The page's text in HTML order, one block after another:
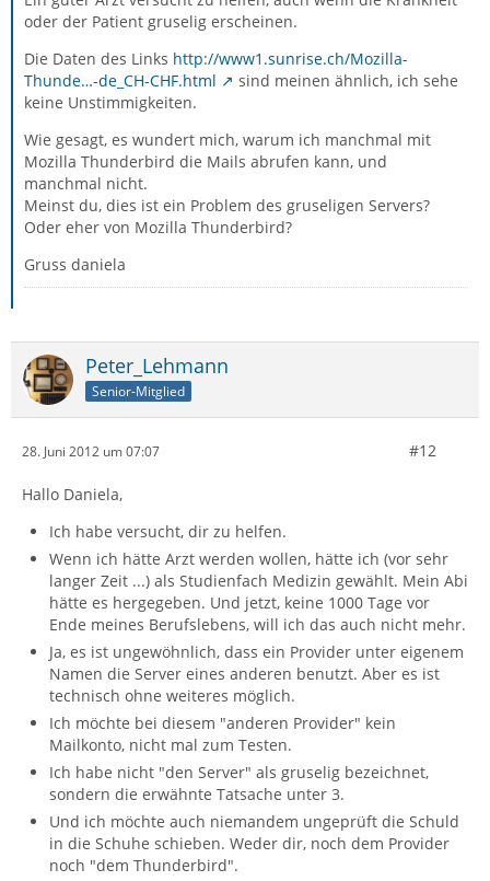
oder der Patient gruselig erscheinen.
Die Daten des Links http://www1.sunrise.ch/Mozilla-
Thunde…-de_CH-CHF.html
sind meinen ähnlich, ich sehe
keine Unstimmigkeiten.
Wie gesagt, es wundert mich, warum ich manchmal mit
Mozilla Thunderbird die Mails abrufen kann, und
manchmal nicht.
Meinst du, dies ist ein Problem des gruseligen Servers?
Oder eher von Mozilla Thunderbird?
Gruss daniela
Peter_Lehmann
Senior-Mitglied
28. Juni 2012 um 07:07 #12
Hallo Daniela,
Ich habe versucht, dir zu helfen.
Wenn ich hätte Arzt werden wollen, hätte ich (vor sehr
langer Zeit ...) als Studienfach Medizin gewählt. Mein Abi
hätte es hergegeben. Und jetzt, keine 1000 Tage vor
Ende meines Berufslebens, will ich das auch nicht mehr.
Ja, es ist ungewöhnlich, dass ein Provider unter eigenem
Namen die Server eines anderen benutzt. Aber es ist
technisch ohne weiteres möglich.
Ich möchte bei diesem "anderen Provider" kein
Mailkonto, nicht mal zum Testen.
Ich habe nicht "den Server" als gruselig bezeichnet,
sondern die erwähnte Tatsache unter 3.
Und ich möchte auch niemandem ungeprüft die Schuld
in die Schuhe schieben. Weder dir, noch dem Provider
noch "dem Thunderbird".